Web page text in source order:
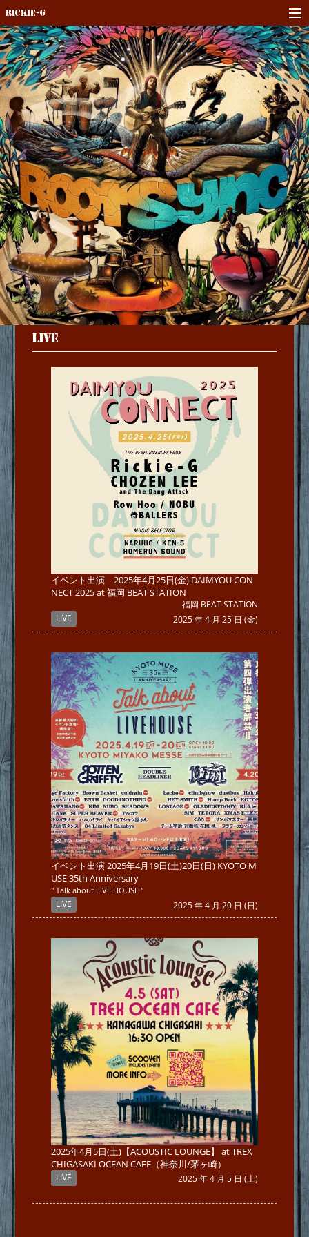
Rickie-G
LIVE
イベント出演 2025年4月25日(金) DAIMYOU CON
NECT 2025 at 福岡 BEAT STATION
福岡 BEAT STATION
LIVE 2025 年 4 月 25 日 (金)
イベント出演 2025年4月19日(土)20日(日) KYOTO M
USE 35th Anniversary
" Talk about LIVE HOUSE "
LIVE
2025 年 4 月 20 日 (日)
2025年4月5日(土)【ACOUSTIC LOUNGE】 at TREX
CHIGASAKI OCEAN CAFE（神奈川/茅ヶ崎）
LIVE 2025 年 4 月 5 日 (土)